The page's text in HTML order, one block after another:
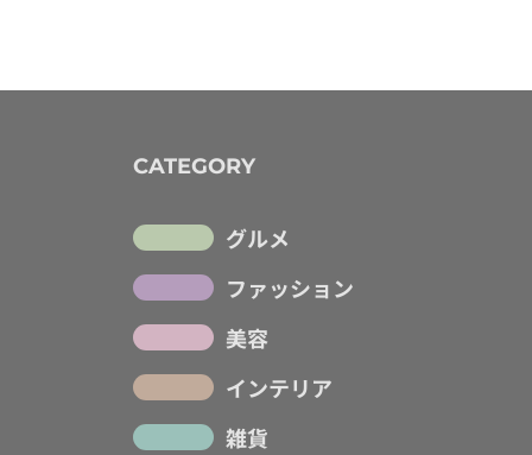
CATEGORY
グルメ
ファッション
美容
インテリア
雑貨